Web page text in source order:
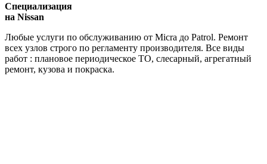
Специализация
на Nissan
Любые услуги по обслуживанию от Micra до Patrol. Ремонт
всех узлов строго по регламенту производителя. Все виды
работ : плановое периодическое ТО, слесарный, агрегатный
ремонт, кузова и покраска.